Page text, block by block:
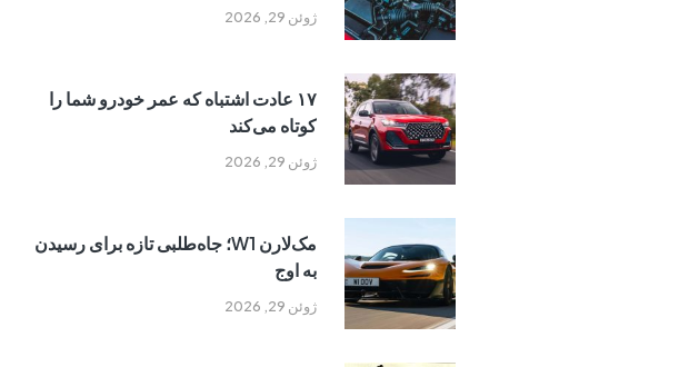
ژوئن 29, 2026
ژوئن 29, 2026
۱۷ عادت اشتباه که عمر خودرو شما را
کوتاه می‌کند
ژوئن 29, 2026
مک‌لارن W1؛ جاه‌طلبی تازه برای رسیدن
به اوج